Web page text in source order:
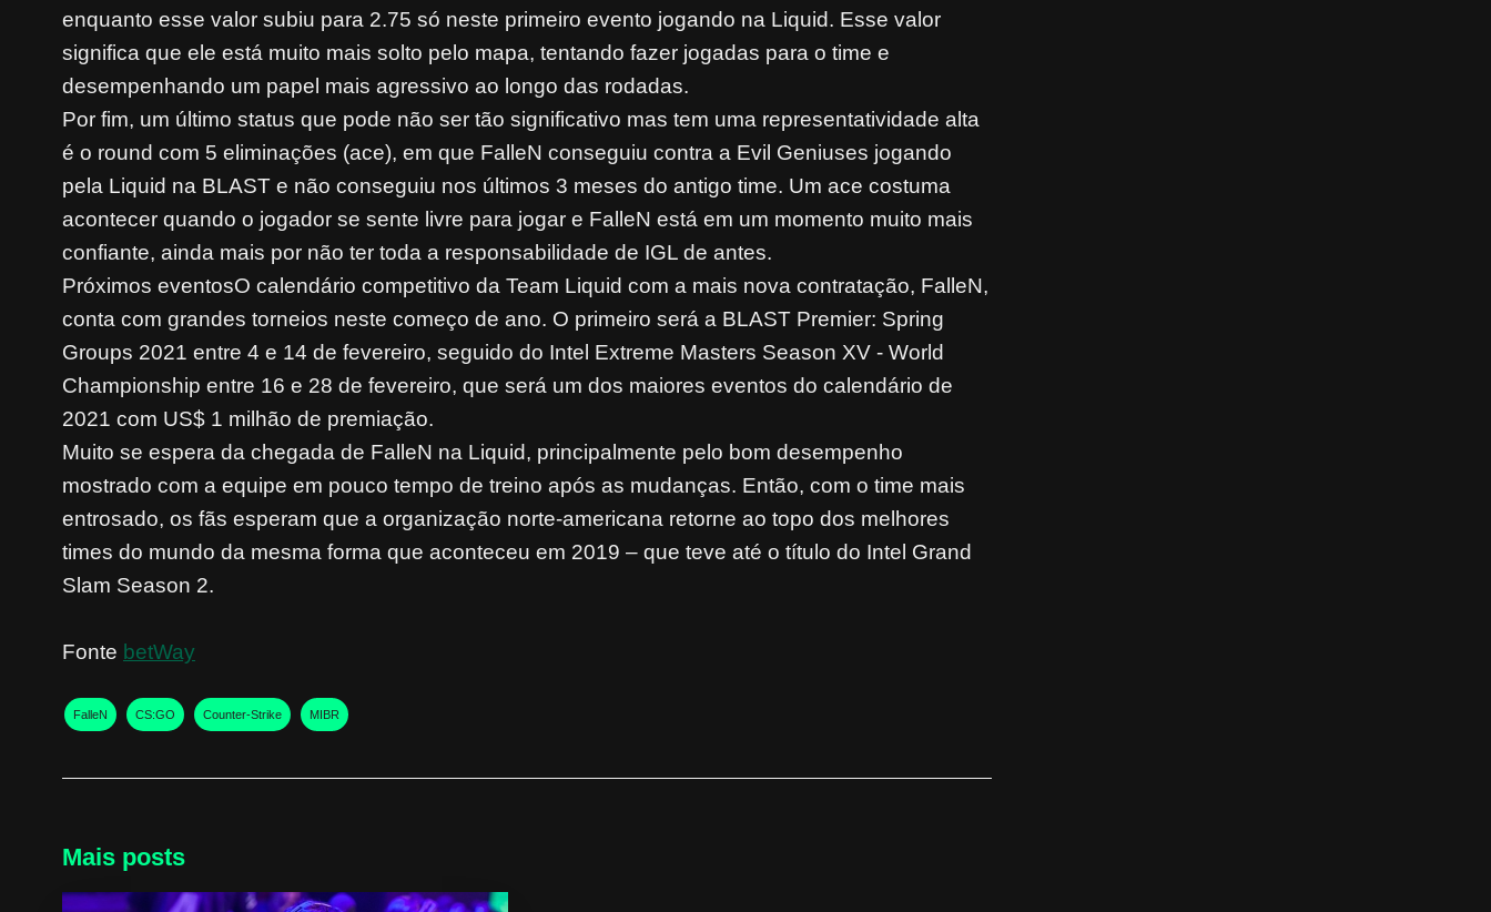
enquanto esse valor subiu para 2.75 só neste primeiro evento jogando na Liquid. Esse valor
significa que ele está muito mais solto pelo mapa, tentando fazer jogadas para o time e
desempenhando um papel mais agressivo ao longo das rodadas.
Por fim, um último status que pode não ser tão significativo mas tem uma representatividade alta
é o round com 5 eliminações (ace), em que FalleN conseguiu contra a Evil Geniuses jogando
pela Liquid na BLAST e não conseguiu nos últimos 3 meses do antigo time. Um ace costuma
acontecer quando o jogador se sente livre para jogar e FalleN está em um momento muito mais
confiante, ainda mais por não ter toda a responsabilidade de IGL de antes.
Próximos eventosO calendário competitivo da Team Liquid com a mais nova contratação, FalleN,
conta com grandes torneios neste começo de ano. O primeiro será a BLAST Premier: Spring
Groups 2021 entre 4 e 14 de fevereiro, seguido do Intel Extreme Masters Season XV - World
Championship entre 16 e 28 de fevereiro, que será um dos maiores eventos do calendário de
2021 com US$ 1 milhão de premiação.
Muito se espera da chegada de FalleN na Liquid, principalmente pelo bom desempenho
mostrado com a equipe em pouco tempo de treino após as mudanças. Então, com o time mais
entrosado, os fãs esperam que a organização norte-americana retorne ao topo dos melhores
times do mundo da mesma forma que aconteceu em 2019 – que teve até o título do Intel Grand
Slam Season 2.
Fonte betWay
FalleN CS:GO Counter-Strike MIBR
Mais posts